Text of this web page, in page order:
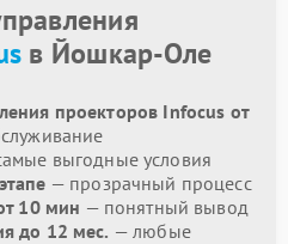
в Йошкар-Оле
проекторов Infocus от
выгодные условия
— прозрачный процесс
10 мин — понятный вывод
до 12 мес. — любые